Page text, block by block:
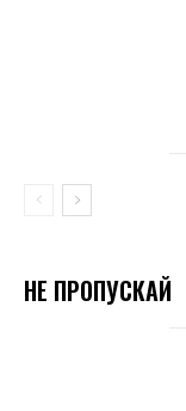
НЕ ПРОПУСКАЙ